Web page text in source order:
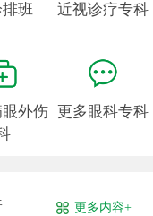
班 近视诊疗专科
外伤 更多眼科专科
更多内容+